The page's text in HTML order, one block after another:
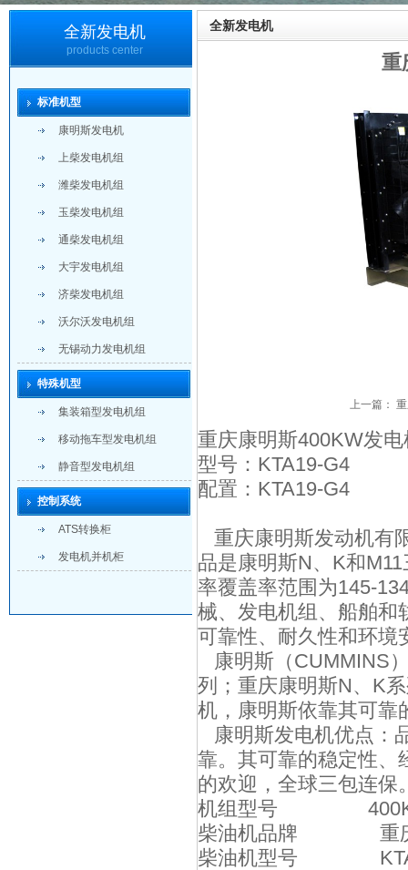
全新发电机
重
上一篇：
重庆康明斯400KW发
型号：KTA19-G4
配置：KTA19-G4
重庆康明斯发动机有
品是康明斯N、K和
率覆盖率范围为145-
械、发电机组、船舶和
可靠性、耐久性和环境
康明斯（CUMMINS
列；重庆康明斯N、K
机，康明斯依靠其可靠
康明斯发电机优点：
靠。其可靠的稳定性、
的欢迎，全球三包连保
机组型号
柴油机品牌 重庆
柴油机型号
全新发电机
products center
标准机型
康明斯发电机
上柴发电机组
潍柴发电机组
玉柴发电机组
通柴发电机组
大宇发电机组
济柴发电机组
沃尔沃发电机组
无锡动力发电机组
特殊机型
集装箱型发电机组
移动拖车型发电机组
静音型发电机组
控制系统
ATS转换柜
发电机并机柜